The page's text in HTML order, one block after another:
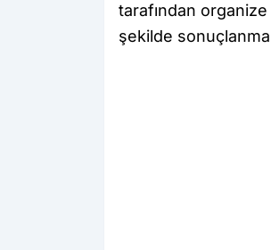
tarafından
şekilde